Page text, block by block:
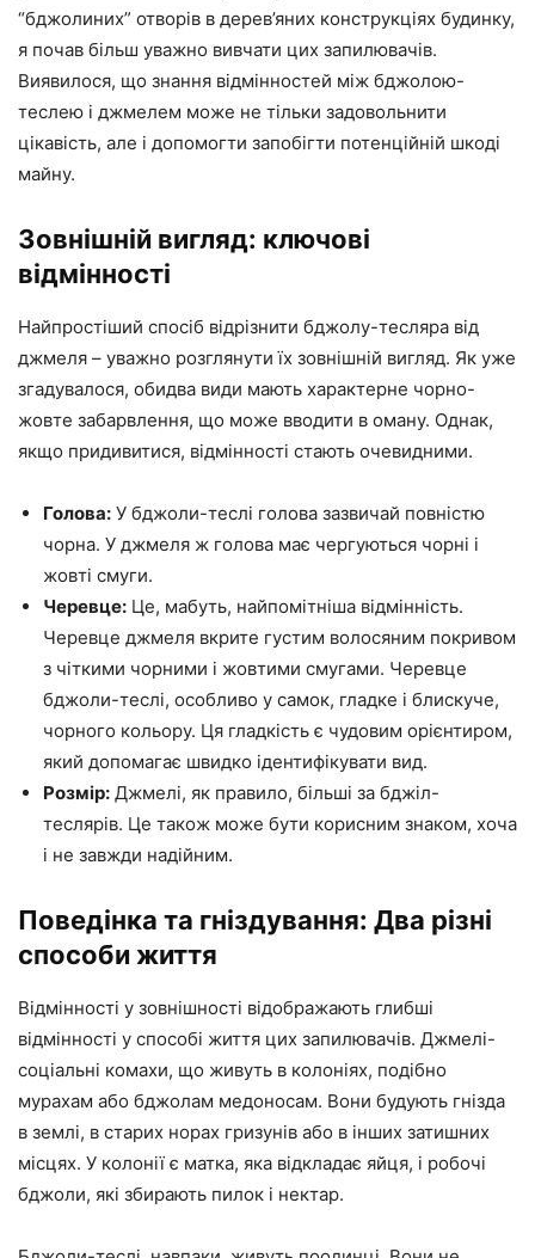
“бджолиних” отворів в дерев’яних конструкціях будинку,
я почав більш уважно вивчати цих запилювачів.
Виявилося, що знання відмінностей між бджолою-
теслею і джмелем може не тільки задовольнити
цікавість, але і допомогти запобігти потенційній шкоді
майну.
Зовнішній вигляд: ключові
відмінності
Найпростіший спосіб відрізнити бджолу-тесляра від
джмеля – уважно розглянути їх зовнішній вигляд. Як уже
згадувалося, обидва види мають характерне чорно-
жовте забарвлення, що може вводити в оману. Однак,
якщо придивитися, відмінності стають очевидними.
Голова: У бджоли-теслі голова зазвичай повністю
чорна. У джмеля ж голова має чергуються чорні і
жовті смуги.
Черевце: Це, мабуть, найпомітніша відмінність.
Черевце джмеля вкрите густим волосяним покривом
з чіткими чорними і жовтими смугами. Черевце
бджоли-теслі, особливо у самок, гладке і блискуче,
чорного кольору. Ця гладкість є чудовим орієнтиром,
який допомагає швидко ідентифікувати вид.
Розмір: Джмелі, як правило, більші за бджіл-
теслярів. Це також може бути корисним знаком, хоча
і не завжди надійним.
Поведінка та гніздування: Два різні
способи життя
Відмінності у зовнішності відображають глибші
відмінності у способі життя цих запилювачів. Джмелі-
соціальні комахи, що живуть в колоніях, подібно
мурахам або бджолам медоносам. Вони будують гнізда
в землі, в старих норах гризунів або в інших затишних
місцях. У колонії є матка, яка відкладає яйця, і робочі
бджоли, які збирають пилок і нектар.